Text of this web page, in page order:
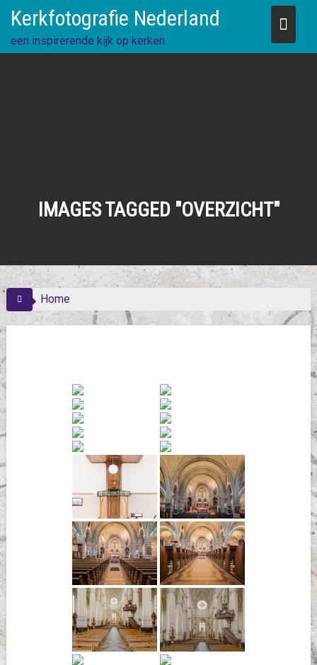
content
Kerkfotografie Nederland
een inspirerende kijk op kerken
IMAGES TAGGED "OVERZICHT"
Home